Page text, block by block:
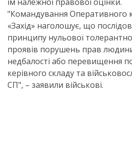
"Командування Оперативного
«Захід» наголошує, що
принципу нульової
проявів порушень прав
недбалості або перевищення
керівного складу та
СП", – заявили військові.